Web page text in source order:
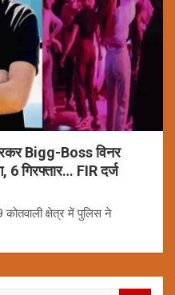
Bigg-Boss विनर
6 गिरफ्तार… FIR दर्ज
क्षेत्र में पुलिस ने